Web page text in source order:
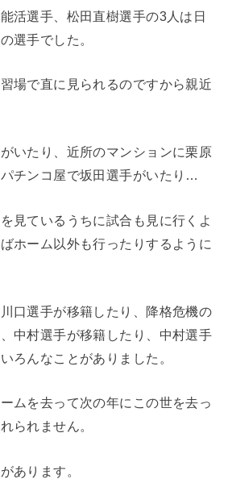
活選手、松田直樹選手の3人は日
選手でした。
場で直に見られるのですから親近
いたり、近所のマンションに栗原
チンコ屋で坂田選手がいたり…
見ているうちに試合も見に行くよ
ホーム以外も行ったりするように
口選手が移籍したり、降格危機の
中村選手が移籍したり、中村選手
ろんなことがありました。
ムを去って次の年にこの世を去っ
られません。
あります。